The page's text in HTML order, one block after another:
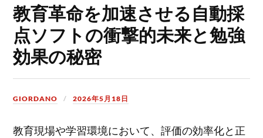
教育革命を加速させる自動採
点ソフトの衝撃的未来と勉強
効果の秘密
GIORDANO 2026年5月18日
教育現場や学習環境において、評価の効率化と正